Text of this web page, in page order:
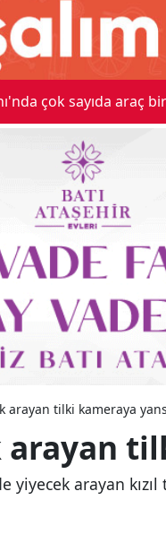
çok sayıda araç
arayan tilki kameraya
arayan kızıl